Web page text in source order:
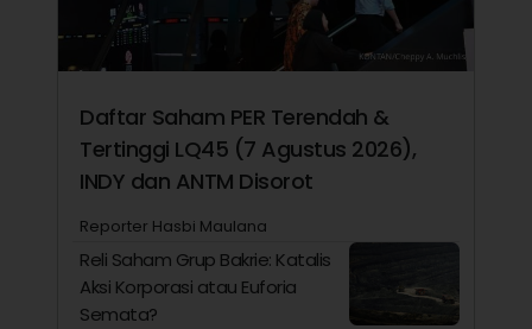
Daftar Saham PER Terendah &
Tertinggi LQ45 (7 Agustus 2026),
INDY dan ANTM Disorot
Reporter Hasbi Maulana
Reli Saham Grup Bakrie: Katalis
Aksi Korporasi atau Euforia
Semata?